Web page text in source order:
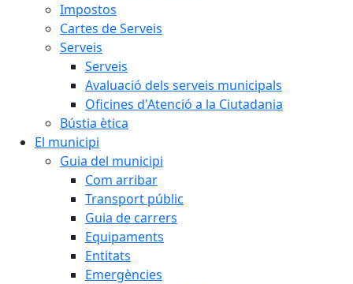
Impostos
Cartes de Serveis
Serveis
Serveis
Avaluació dels serveis municipals
Oficines d'Atenció a la Ciutadania
Bústia ètica
El municipi
Guia del municipi
Com arribar
Transport públic
Guia de carrers
Equipaments
Entitats
Emergències